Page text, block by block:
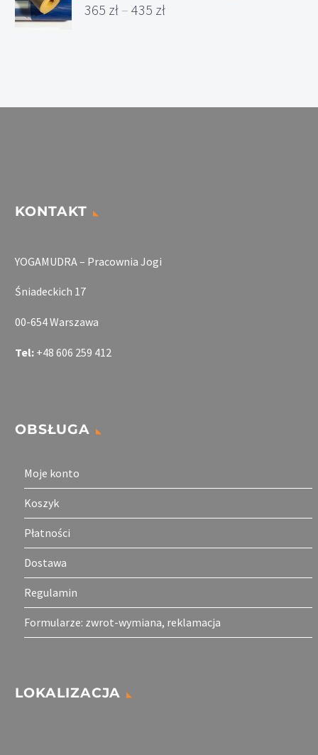
365 zł – 435 zł
KONTAKT
YOGAMUDRA – Pracownia Jogi
Śniadeckich 17
00-654 Warszawa
Tel: +48 606 259 412
OBSŁUGA
Moje konto
Koszyk
Płatności
Dostawa
Regulamin
Formularze: zwrot-wymiana, reklamacja
LOKALIZACJA